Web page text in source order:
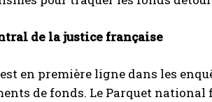
de la justice française
en première ligne dans les
de fonds. Le Parquet